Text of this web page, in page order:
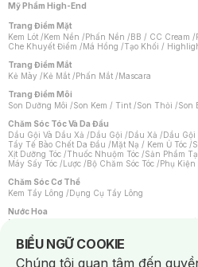
Mỹ Phẩm High-End
Trang Điểm Mặt
Kem Lót /Kem Nền /Phấn Nền /BB / CC Cream /
Che Khuyết Điểm /Má Hồng /Tạo Khối /
Trang Điểm Mắt
Kẻ Mày /Kẻ Mắt /Phấn Mắt /Mascara
Trang Điểm Môi
Son Dưỡng Môi /Son Kem / Tint /Son Thỏi /Son
Chăm Sóc Tóc Và Da Đầu
Dầu Gội Và Dầu Xả /Dầu Gội /Dầu Xả /Dầu Gội
Tẩy Tế Bào Chết Da Đầu /Mặt Nạ / Kem Ủ Tóc /
Xịt Dưỡng Tóc /Thuốc Nhuộm Tóc /Sản Phẩm
Máy Sấy Tóc /Lược /Bộ Chăm Sóc Tóc /Phụ Kiện
Chăm Sóc Cơ Thể
Kem Tẩy Lông /Dụng Cụ Tẩy Lông
Nước Hoa
Nước Hoa Nữ
Chăm Sóc Cá Nhân
Chống Muỗi /Khẩu Trang /Máy Massage/Mặt
BIỂU NGỮ COOKIE
Notice about cookies usage
Chúng tôi quan tâm đến